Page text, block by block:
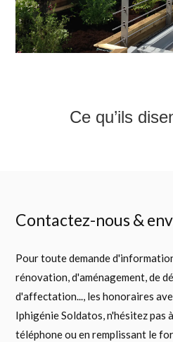
Ce qu’ils
Contactez-nous &
Pour toute demande
rénovation, d'aménagement, de
d'affectation..., les honoraires
Iphigénie Soldatos, n'hésitez pas
téléphone ou en remplissant le